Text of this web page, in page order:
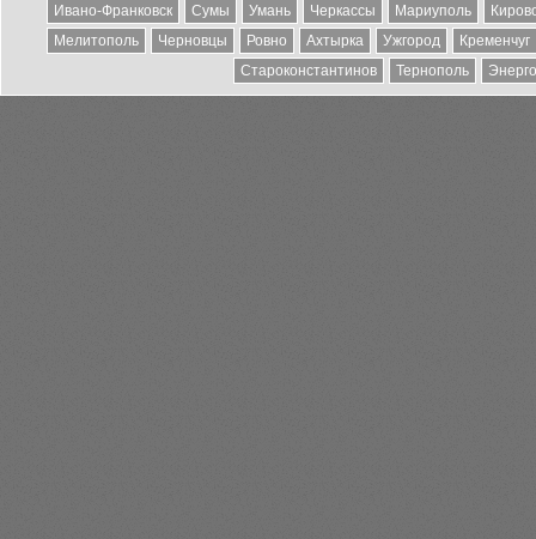
Ивано-Франковск
Сумы Умань Черкассы Мариуполь
Мелитополь
Черновцы Ровно Ахтырка Ужгород
Кременчуг
Староконстантинов
Тернополь